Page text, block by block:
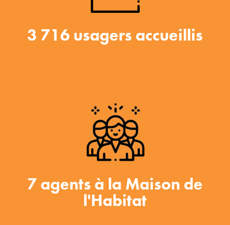
3 716 usagers accueillis
7 agents à la Maison de
l'Habitat